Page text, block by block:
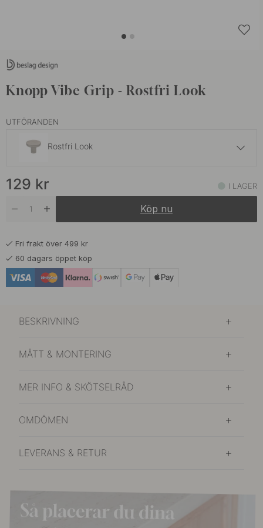
Knopp Vibe Grip - Rostfri Look
UTFÖRANDEN
Rostfri Look
Mattsvart I lager
I lager
129 kr I LAGER
Köp nu
Fri frakt över 499 kr
60 dagars öppet köp
BESKRIVNING
MÅTT & MONTERING
MER INFO & SKÖTSELRÅD
OMDÖMEN
LEVERANS & RETUR